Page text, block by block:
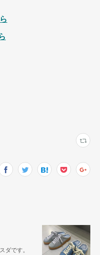
ダです。